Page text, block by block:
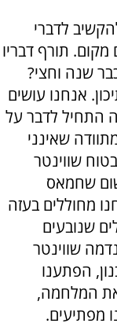
לדברי
תורף דבריו
שנה וחצי?
אנחנו עושים
התחיל לדבר על
שאינני
שווינטר
שחמאס
מחוללים בעזה
שנובעים
שווינטר
הפתענו
את המלחמה,
מפתיעים.